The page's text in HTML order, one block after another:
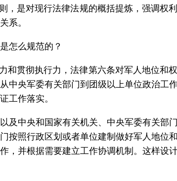
，是对现行法律法规的概括提炼，强调权
系。
怎么规范的？
和贯彻执行力，法律第六条对军人地位和
中央军委有关部门到团级以上单位政治工
工作落实。
及中央和国家有关机关、中央军委有关部
按照行政区划或者单位建制做好军人地位
，并根据需要建立工作协调机制。这样设